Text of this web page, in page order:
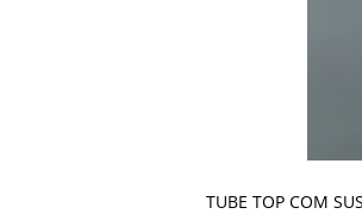
TUBE TOP COM